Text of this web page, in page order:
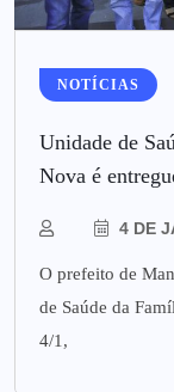
NOTÍCIAS
Unidade de
Nova é
4 DE
O prefeito de
de Saúde da
4/1,